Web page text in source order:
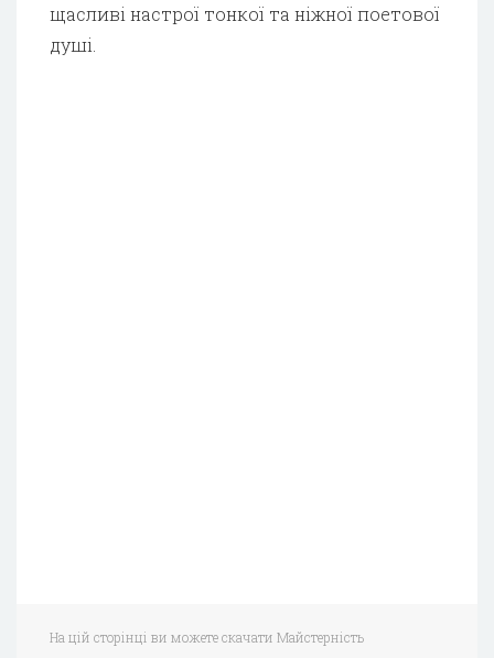
щасливі настрої тонкої та ніжної поетової
душі.
На цій сторінці ви можете скачати Майстерність